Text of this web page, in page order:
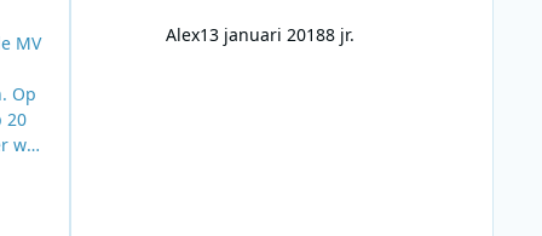
MV
Op
20
was
de
Alex13 januari 20188 jr.